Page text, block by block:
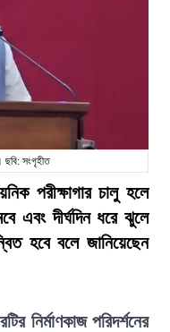
ছবি: সংগৃহীত
পরীক্ষাগার চালু হলে
এবং দীর্ঘদিন ধরে ঝুলে
হবে বলে জানিয়েছেন
নির্মাণকাজ পরিদর্শনের